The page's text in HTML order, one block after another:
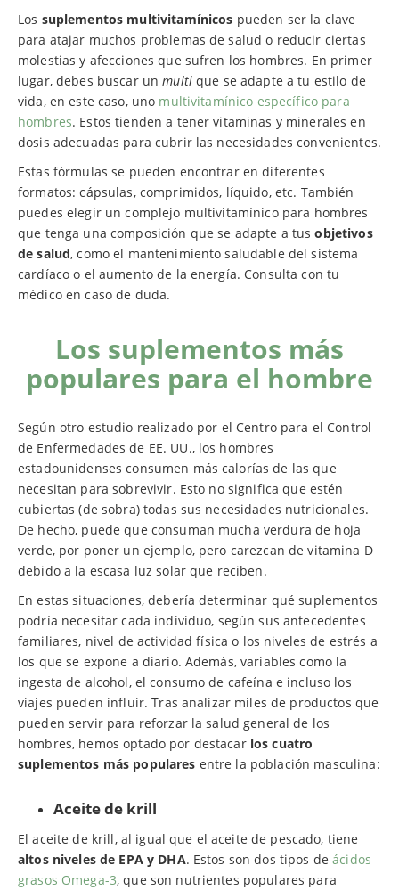
Los suplementos multivitamínicos pueden ser la clave
para atajar muchos problemas de salud o reducir ciertas
molestias y afecciones que sufren los hombres. En primer
lugar, debes buscar unmultique se adapte a tu estilo de
vida, en este caso, uno multivitamínico específico para
hombres. Estos tienden a tener vitaminas y minerales en
dosis adecuadas para cubrir las necesidades convenientes.
Estas fórmulas se pueden encontrar en diferentes
formatos: cápsulas, comprimidos, líquido, etc. También
puedes elegir un complejo multivitamínico para hombres
que tenga una composición que se adapte a tusobjetivos
de salud, como el mantenimiento saludable del sistema
cardíaco o el aumento de la energía. Consulta con tu
médico en caso de duda.
Los suplementos más
populares para el hombre
Según otro estudio realizado por el Centro para el Control
de Enfermedades de EE. UU., los hombres
estadounidenses consumen más calorías de las que
necesitan para sobrevivir. Esto no significa que estén
cubiertas (de sobra) todas sus necesidades nutricionales.
De hecho, puede que consuman mucha verdura de hoja
verde, por poner un ejemplo, pero carezcan de vitamina D
debido a la escasa luz solar que reciben.
En estas situaciones, debería determinar qué suplementos
podría necesitar cada individuo, según sus antecedentes
familiares, nivel de actividad física o los niveles de estrés a
los que se expone a diario. Además, variables como la
ingesta de alcohol, el consumo de cafeína e incluso los
viajes pueden influir. Tras analizar miles de productos que
pueden servir para reforzar la salud general de los
hombres, hemos optado por destacar los cuatro
suplementos más populares entre la población masculina:
Aceite de krill
El aceite de krill, al igual que el aceite de pescado, tiene
altos niveles de EPA y DHA. Estos son dos tipos deácidos
grasos Omega-3, que son nutrientes populares para